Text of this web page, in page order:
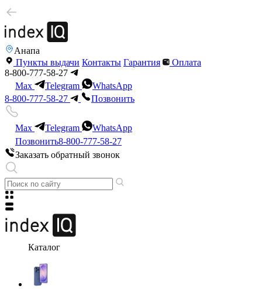
Анапа
Пункты выдачи Контакты Гарантия
Оплата
8-800-777-58-27
Max
Telegram
WhatsApp
8-800-777-58-27
Позвонить
Max Telegram
WhatsApp
Позвонить8-800-777-58-27
Заказать обратный звонок
Каталог